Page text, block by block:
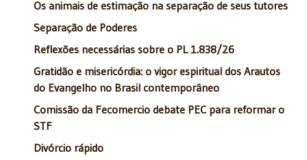
Os animais de estimação na separação de seus tutores
Separação de Poderes
Reflexões necessárias sobre o PL 1.838/26
Gratidão e misericórdia: o vigor espiritual dos Arautos
do Evangelho no Brasil contemporâneo
Comissão da Fecomercio debate PEC para reformar o
STF
Divórcio rápido